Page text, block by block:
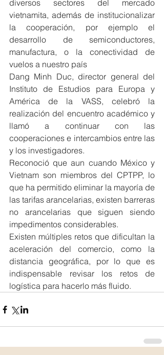
diversos sectores del mercado
vietnamita, además de institucionalizar
la cooperación, por ejemplo el
desarrollo de semiconductores,
manufactura, o la conectividad de
vuelos a nuestro país
Dang Minh Duc, director general del
Instituto de Estudios para Europa y
América de la VASS, celebró la
realización del encuentro académico y
llamó a continuar con las
cooperaciones e intercambios entre las
y los investigadores.
Reconoció que aun cuando México y
Vietnam son miembros del CPTPP, lo
que ha permitido eliminar la mayoría de
las tarifas arancelarias, existen barreras
no arancelarias que siguen siendo
impedimentos considerables.
Existen múltiples retos que dificultan la
aceleración del comercio, como la
distancia geográfica, por lo que es
indispensable revisar los retos de
logística para hacerlo más fluido.